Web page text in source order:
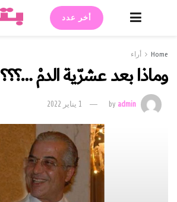
أخر عدد
Home أراء
وماذا بعد عشرّية الدمْ …؟؟؟
byadmin 1 يناير 2022